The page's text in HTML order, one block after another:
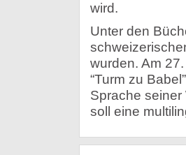
wird.
Unter den
wurden. Am
“Turm zu
Sprache seiner
soll eine